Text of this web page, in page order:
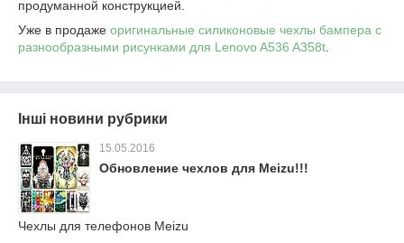
продуманной конструкцией.
Уже в продаже оригинальные силиконовые чехлы бампера с
разнообразными рисунками для Lenovo A536 A358t
Інші новини рубрики
15.05.2016
Обновление чехлов для Meizu!!!
Чехлы для телефонов Meizu